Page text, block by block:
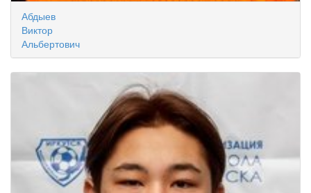
Абдыев
Виктор
Альбертович